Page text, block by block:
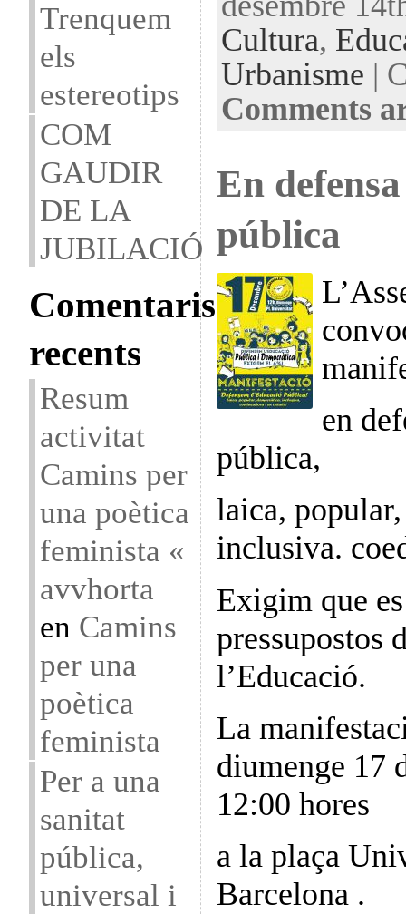
Trenquem
els
estereotips
COM
GAUDIR
DE LA
JUBILACIÓ
Comentaris
recents
Resum
activitat
Camins per
una poètica
feminista «
avvhorta
en Camins
per una
poètica
feminista
Per a una
sanitat
pública,
universal i
Cultura,
Urbanisme |
Comments
En
pública
en
pública,
laica,
inclusiva.
Exigim que
pressupostos
l’Educació.
La
diumenge 17
12:00 hores
a la plaça
Barcelona .